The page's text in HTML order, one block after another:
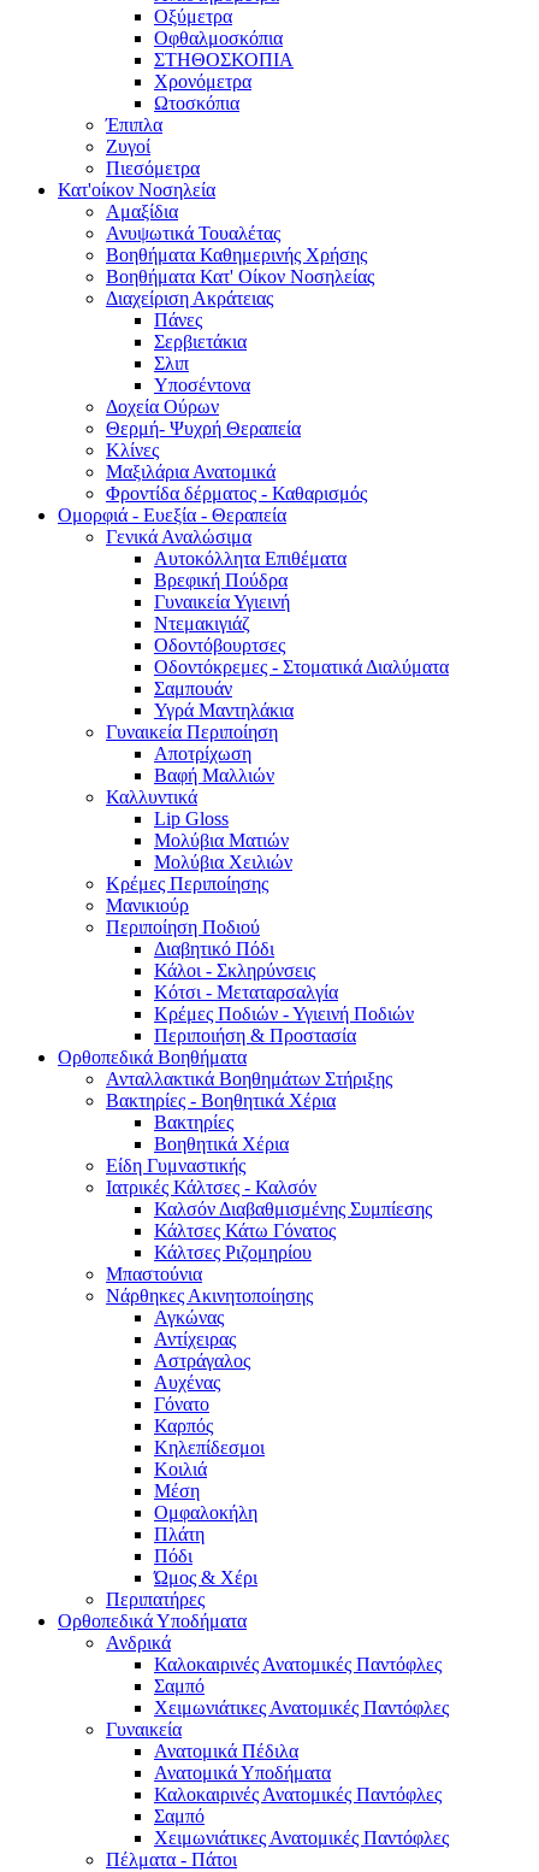
Οξύμετρα
Οφθαλμοσκόπια
ΣΤΗΘΟΣΚΟΠΙΑ
Χρονόμετρα
Ωτοσκόπια
Έπιπλα
Ζυγοί
Πιεσόμετρα
Κατ'οίκον Νοσηλεία
Αμαξίδια
Ανυψωτικά Τουαλέτας
Βοηθήματα Καθημερινής Χρήσης
Βοηθήματα Κατ' Οίκον Νοσηλείας
Διαχείριση Ακράτειας
Πάνες
Σερβιετάκια
Σλιπ
Υποσέντονα
Δοχεία Ούρων
Θερμή- Ψυχρή Θεραπεία
Κλίνες
Μαξιλάρια Ανατομικά
Φροντίδα δέρματος - Καθαρισμός
Ομορφιά - Ευεξία - Θεραπεία
Γενικά Αναλώσιμα
Αυτοκόλλητα Επιθέματα
Βρεφική Πούδρα
Γυναικεία Υγιεινή
Ντεμακιγιάζ
Οδοντόβουρτσες
Οδοντόκρεμες - Στοματικά Διαλύματα
Σαμπουάν
Υγρά Μαντηλάκια
Γυναικεία Περιποίηση
Αποτρίχωση
Βαφή Μαλλιών
Καλλυντικά
Lip Gloss
Μολύβια Ματιών
Μολύβια Χειλιών
Κρέμες Περιποίησης
Μανικιούρ
Περιποίηση Ποδιού
Διαβητικό Πόδι
Κάλοι - Σκληρύνσεις
Κότσι - Μεταταρσαλγία
Κρέμες Ποδιών - Υγιεινή Ποδιών
Περιποιήση & Προστασία
Ορθοπεδικά Βοηθήματα
Ανταλλακτικά Βοηθημάτων Στήριξης
Βακτηρίες - Βοηθητικά Χέρια
Βακτηρίες
Βοηθητικά Χέρια
Είδη Γυμναστικής
Ιατρικές Κάλτσες - Καλσόν
Καλσόν Διαβαθμισμένης Συμπίεσης
Κάλτσες Κάτω Γόνατος
Κάλτσες Ριζομηρίου
Μπαστούνια
Νάρθηκες Ακινητοποίησης
Αγκώνας
Αντίχειρας
Αστράγαλος
Αυχένας
Γόνατο
Καρπός
Κηλεπίδεσμοι
Κοιλιά
Μέση
Ομφαλοκήλη
Πλάτη
Πόδι
Ώμος & Χέρι
Περιπατήρες
Ορθοπεδικά Υποδήματα
Ανδρικά
Καλοκαιρινές Ανατομικές Παντόφλες
Σαμπό
Χειμωνιάτικες Ανατομικές Παντόφλες
Γυναικεία
Ανατομικά Πέδιλα
Ανατομικά Υποδήματα
Καλοκαιρινές Ανατομικές Παντόφλες
Σαμπό
Χειμωνιάτικες Ανατομικές Παντόφλες
Πέλματα - Πάτοι